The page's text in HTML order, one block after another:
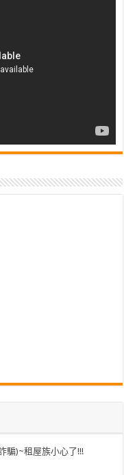
騙)~租屋族小心了!!!